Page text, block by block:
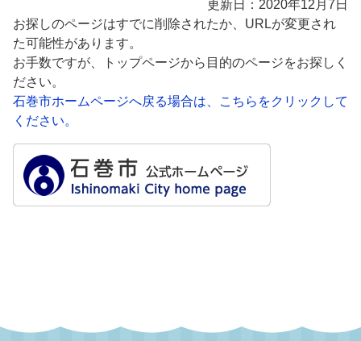
更新日：2020年12月7日
お探しのページはすでに削除されたか、URLが変更され
た可能性があります。
お手数ですが、トップページから目的のページをお探しく
ださい。
石巻市ホームページへ戻る場合は、こちらをクリックして
ください。